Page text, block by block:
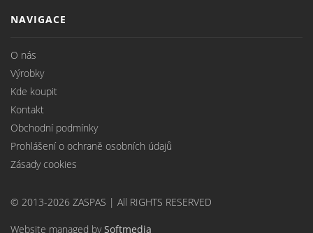
NAVIGACE
O nás
Výrobky
Kde koupit
Kontakt
Obchodní podmínky
Prohlášení o ochraně osobních údajů
Zásady cookies
© 2013-2026 ZASPAS | All RIGHTS RESERVED
Website managed bySoftmedia